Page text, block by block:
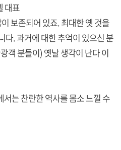
대표
보존되어 있죠. 최대한 옛 것을
다. 과거에 대한 추억이 있으신 분
객 분들이) 옛날 생각이 난다 이
는 찬란한 역사를 몸소 느낄 수